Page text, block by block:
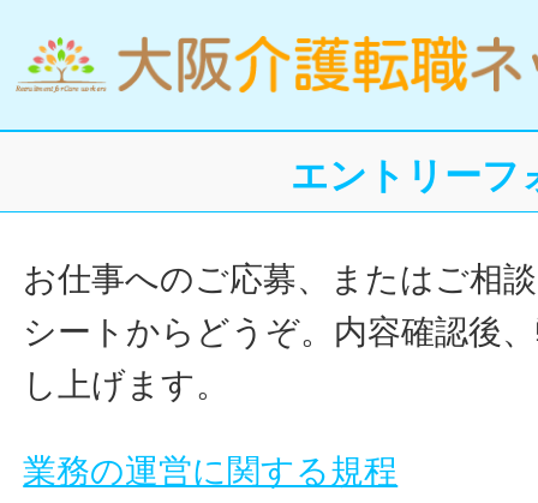
エントリーフ
お仕事へのご応募、またはご相
シートからどうぞ。内容確認後
し上げます。
業務の運営に関する規程